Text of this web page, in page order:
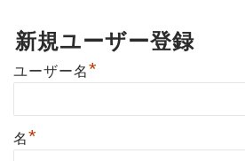
新規ユーザー登録
ユーザー名*
名*